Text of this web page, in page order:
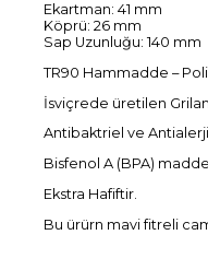
Ekartman: 41 mm
Köprü: 26 mm
Sap Uzunluğu: 140 mm
TR90 Hammadde –
İsviçrede üretilen
Antibaktriel ve
Bisfenol A (BPA)
Ekstra Hafiftir.
Bu ürürn mavi fitreli